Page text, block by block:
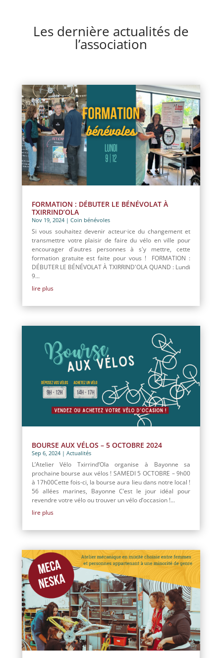
Les dernière actualités de
l’association
FORMATION : DÉBUTER LE BÉNÉVOLAT À
TXIRRIND’OLA
Nov 19, 2024| Coin bénévoles
Si vous souhaitez devenir acteur·ice du changement et
transmettre votre plaisir de faire du vélo en ville pour
encourager d'autres personnes à s'y mettre, cette
formation gratuite est faite pour vous ! FORMATION :
DÉBUTER LE BÉNÉVOLAT À TXIRRIND'OLA QUAND : Lundi
9...
lire plus
BOURSE AUX VÉLOS – 5 OCTOBRE 2024
Sep 6, 2024| Actualités
L’Atelier Vélo Txirrind’Ola organise à Bayonne sa
prochaine bourse aux vélos ! SAMEDI 5 OCTOBRE – 9h00
à 17h00Cette fois-ci, la bourse aura lieu dans notre local !
56 allées marines, Bayonne C’est le jour idéal pour
revendre votre vélo ou trouver un vélo d’occasion !...
lire plus